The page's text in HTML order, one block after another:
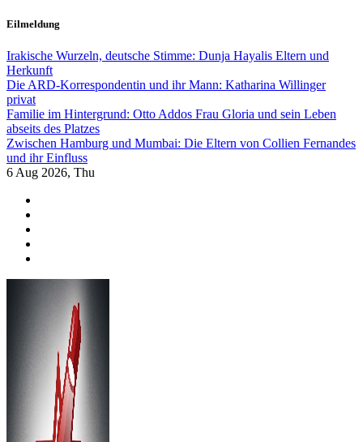
Skip
content
Eilmeldung
Irakische Wurzeln, deutsche Stimme: Dunja Hayalis Eltern und
Herkunft
Die ARD-Korrespondentin und ihr Mann: Katharina Willinger
privat
Familie im Hintergrund: Otto Addos Frau Gloria und sein Leben
abseits des Platzes
Zwischen Hamburg und Mumbai: Die Eltern von Collien Fernandes
und ihr Einfluss
6 Aug 2026, Thu